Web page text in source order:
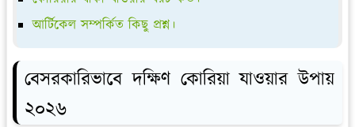
আর্টিকেল সম্পর্কিত কিছু প্রশ্ন।
বেসরকারিভাবে দক্ষিণ কোরিয়া যাওয়ার উপায়
২০২৬